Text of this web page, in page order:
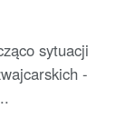
sytuacji
-